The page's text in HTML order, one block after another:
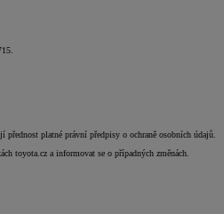
platné právní předpisy o ochraně osobních údajů.
toyota.cz a informovat se o případných změnách.